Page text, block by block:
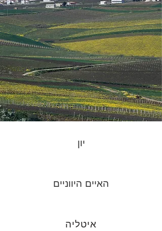
יון
האיים היווניים
איטליה